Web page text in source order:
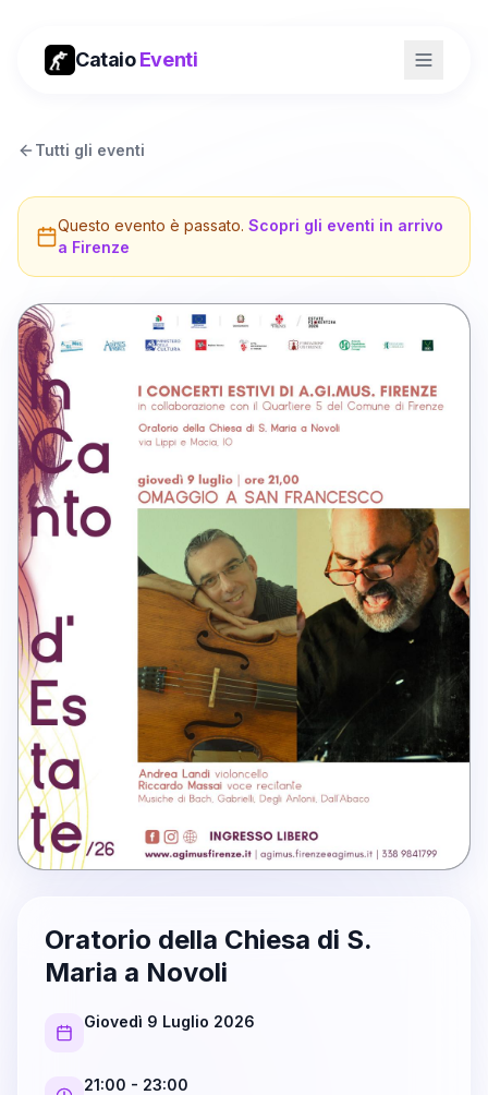
CataioEventi
Tutti gli eventi
Questo evento è passato. Scopri gli eventi in arrivo
a Firenze
Oratorio della Chiesa di S.
Maria a Novoli
Giovedì 9 Luglio 2026
21:00 - 23:00